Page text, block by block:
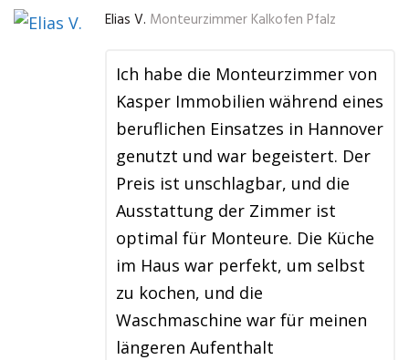
Elias V. Monteurzimmer Kalkofen Pfalz
Ich habe die Monteurzimmer von
Kasper Immobilien während eines
beruflichen Einsatzes in Hannover
genutzt und war begeistert. Der
Preis ist unschlagbar, und die
Ausstattung der Zimmer ist
optimal für Monteure. Die Küche
im Haus war perfekt, um selbst
zu kochen, und die
Waschmaschine war für meinen
längeren Aufenthalt